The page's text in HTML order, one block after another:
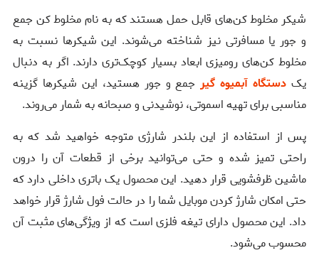
شیکر مخلوط کن‌های قابل حمل هستند که به نام مخلوط کن جمع
و جور یا مسافرتی نیز شناخته می‌شوند. این شیکرها نسبت به
مخلوط کن‌های رومیزی ابعاد بسیار کوچک‌تری دارند. اگر به دنبال
یک دستگاه آبمیوه گیر جمع و جور هستید، این شیکرها گزینه
مناسبی برای تهیه اسموتی، نوشیدنی و صبحانه به شمار می‌روند.
پس از استفاده از این بلندر شارژی متوجه خواهید شد که به
راحتی تمیز شده و حتی می‌توانید برخی از قطعات آن را درون
ماشین ظرفشویی قرار دهید. این محصول یک باتری داخلی دارد که
حتی امکان شارژ کردن موبایل شما را در حالت فول شارژ قرار خواهد
داد. این محصول دارای تیغه فلزی است که از ویژگی‌های مثبت آن
محسوب می‌شود.